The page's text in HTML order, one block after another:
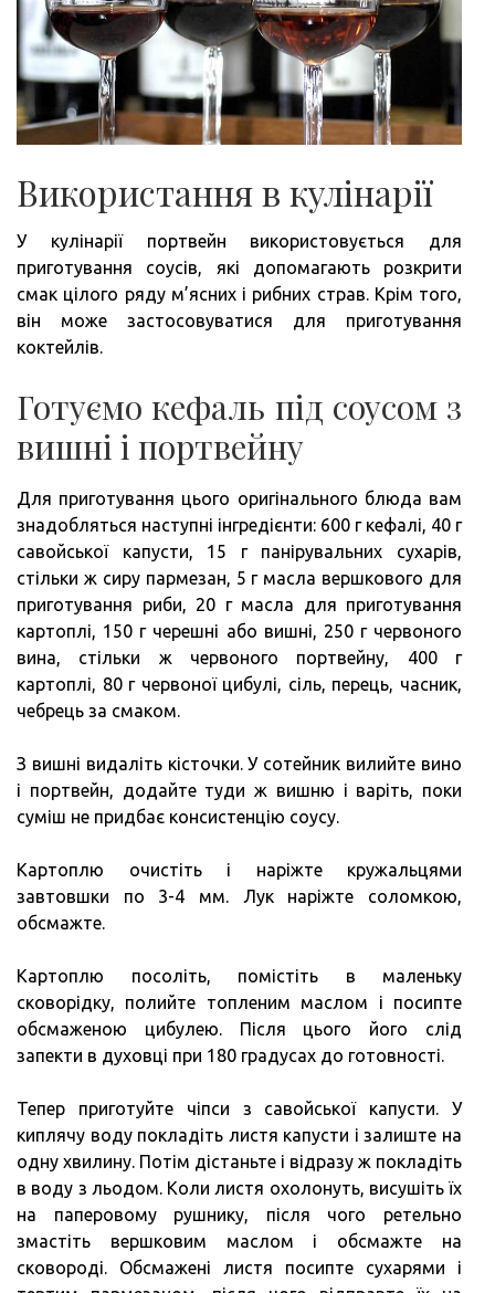
Використання в кулінарії
У кулінарії портвейн використовується для
приготування соусів, які допомагають розкрити
смак цілого ряду м’ясних і рибних страв. Крім того,
він може застосовуватися для приготування
коктейлів.
Готуємо кефаль під соусом з
вишні і портвейну
Для приготування цього оригінального блюда вам
знадобляться наступні інгредієнти: 600 г кефалі, 40 г
савойської капусти, 15 г панірувальних сухарів,
стільки ж сиру пармезан, 5 г масла вершкового для
приготування риби, 20 г масла для приготування
картоплі, 150 г черешні або вишні, 250 г червоного
вина, стільки ж червоного портвейну, 400 г
картоплі, 80 г червоної цибулі, сіль, перець, часник,
чебрець за смаком.
З вишні видаліть кісточки. У сотейник вилийте вино
і портвейн, додайте туди ж вишню і варіть, поки
суміш не придбає консистенцію соусу.
Картоплю очистіть і наріжте кружальцями
завтовшки по 3-4 мм. Лук наріжте соломкою,
обсмажте.
Картоплю посоліть, помістіть в маленьку
сковорідку, полийте топленим маслом і посипте
обсмаженою цибулею. Після цього його слід
запекти в духовці при 180 градусах до готовності.
Тепер приготуйте чіпси з савойської капусти. У
киплячу воду покладіть листя капусти і залиште на
одну хвилину. Потім дістаньте і відразу ж покладіть
в воду з льодом. Коли листя охолонуть, висушіть їх
на паперовому рушнику, після чого ретельно
змастіть вершковим маслом і обсмажте на
сковороді. Обсмажені листя посипте сухарями і